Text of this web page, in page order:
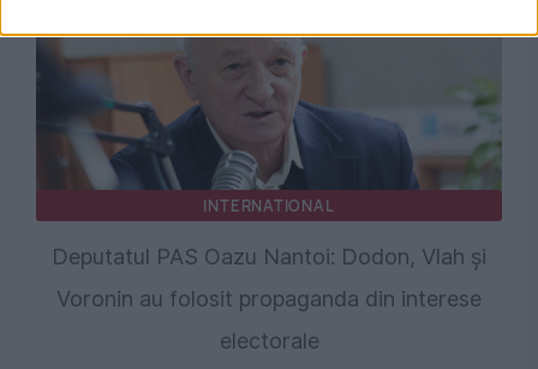
INTERNATIONAL
Deputatul PAS Oazu Nantoi: Dodon, Vlah și
Voronin au folosit propaganda din interese
electorale